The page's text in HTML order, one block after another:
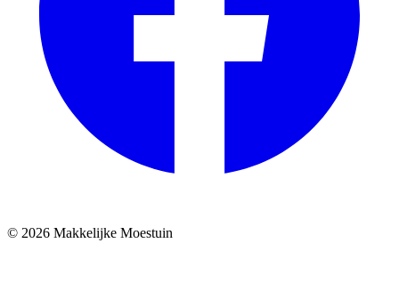
© 2026 Makkelijke Moestuin